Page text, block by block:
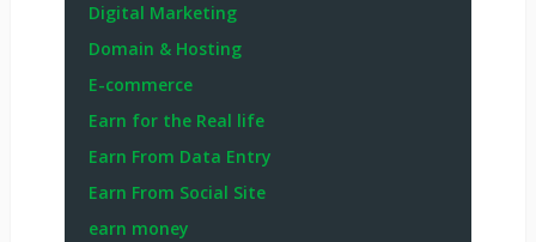
Digital Marketing
Domain & Hosting
E-commerce
Earn for the Real life
Earn From Data Entry
Earn From Social Site
earn money